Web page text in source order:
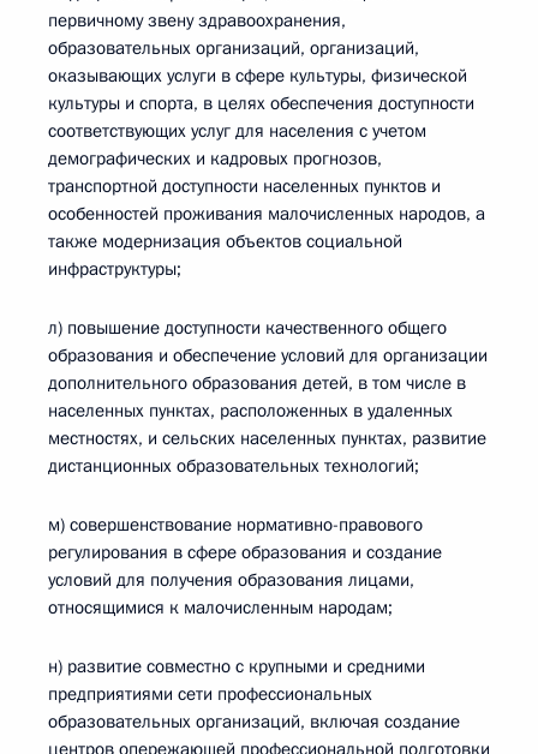
первичному звену здравоохранения,
образовательных организаций, организаций,
оказывающих услуги в сфере культуры, физической
культуры и спорта, в целях обеспечения доступности
соответствующих услуг для населения с учетом
демографических и кадровых прогнозов,
транспортной доступности населенных пунктов и
особенностей проживания малочисленных народов, а
также модернизация объектов социальной
инфраструктуры;
л) повышение доступности качественного общего
образования и обеспечение условий для организации
дополнительного образования детей, в том числе в
населенных пунктах, расположенных в удаленных
местностях, и сельских населенных пунктах, развитие
дистанционных образовательных технологий;
м) совершенствование нормативно-правового
регулирования в сфере образования и создание
условий для получения образования лицами,
относящимися к малочисленным народам;
н) развитие совместно с крупными и средними
предприятиями сети профессиональных
образовательных организаций, включая создание
центров опережающей профессиональной подготовки